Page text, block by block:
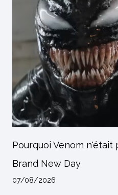
Pourquoi Venom n'était
Brand New Day
07/08/2026